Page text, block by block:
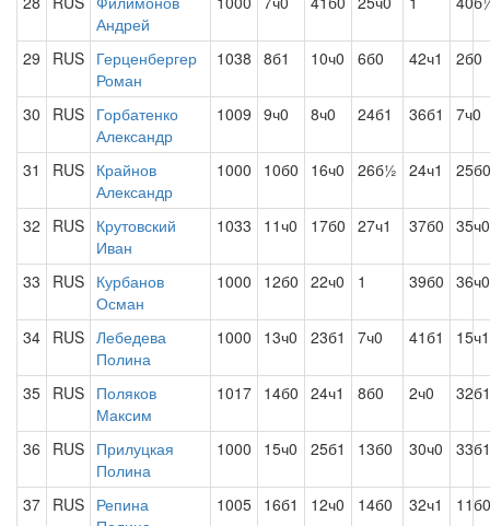
Андрей
29 RUS Герценбергер
Роман
1038 8б1 10ч0 6б0 42ч1 2б0
30 RUS Горбатенко
Александр
1009 9ч0 8ч0 24б1 36б1 7ч0
31 RUS Крайнов
Александр
1000 10б0 16ч0 26б½ 24ч1 25б0
32 RUS Крутовский
Иван
1033 11ч0 17б0 27ч1 37б0 35ч0
33 RUS Курбанов
Осман
1000 12б0 22ч0 1 39б0 36ч0
34 RUS Лебедева
Полина
1000 13ч0 23б1 7ч0 41б1 15ч1
35 RUS Поляков
Максим
1017 14б0 24ч1 8б0 2ч0 32б1
36 RUS Прилуцкая
Полина
1000 15ч0 25б1 13б0 30ч0 33б1
37 RUS Репина
1005 16б1 12ч0 14б0 32ч1 11б0